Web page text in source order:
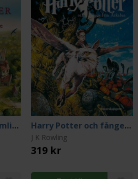
Harry Potter och Hemligheternas kammare (illustrerad) Harry Potter och fången från Azkaban
J K Rowling
319 kr